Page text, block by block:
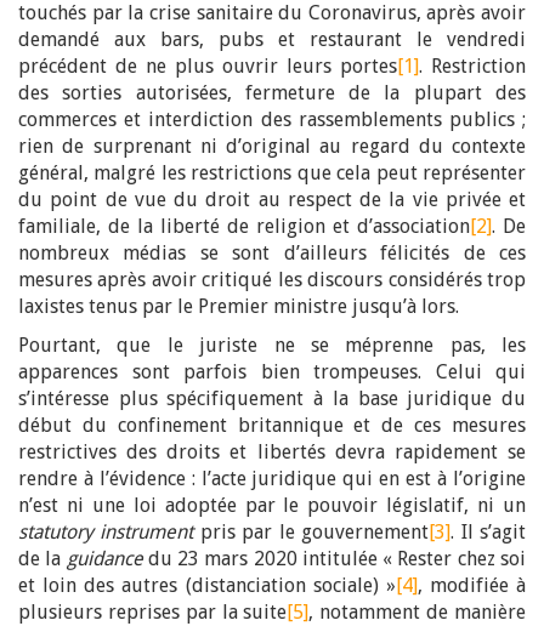
touchés par la crise sanitaire du Coronavirus, après avoir
demandé aux bars, pubs et restaurant le vendredi
précédent de ne plus ouvrir leurs portes[1]. Restriction
des sorties autorisées, fermeture de la plupart des
commerces et interdiction des rassemblements publics ;
rien de surprenant ni d’original au regard du contexte
général, malgré les restrictions que cela peut représenter
du point de vue du droit au respect de la vie privée et
familiale, de la liberté de religion et d’association[2]. De
nombreux médias se sont d’ailleurs félicités de ces
mesures après avoir critiqué les discours considérés trop
laxistes tenus par le Premier ministre jusqu’à lors.
Pourtant, que le juriste ne se méprenne pas, les
apparences sont parfois bien trompeuses. Celui qui
s’intéresse plus spécifiquement à la base juridique du
début du confinement britannique et de ces mesures
restrictives des droits et libertés devra rapidement se
rendre à l’évidence : l’acte juridique qui en est à l’origine
n’est ni une loi adoptée par le pouvoir législatif, ni un
statutory instrumentpris par le gouvernement[3]. Il s’agit
de la guidancedu 23 mars 2020 intitulée « Rester chez soi
et loin des autres (distanciation sociale) » [4], modifiée à
plusieurs reprises par la suite[5], notamment de manière